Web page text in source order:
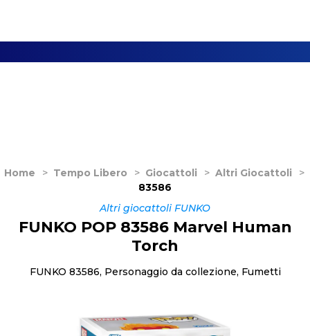
Home > Tempo Libero > Giocattoli > Altri Giocattoli
>
83586
Altri giocattoli FUNKO
FUNKO POP 83586 Marvel Human
Torch
FUNKO 83586, Personaggio da collezione, Fumetti